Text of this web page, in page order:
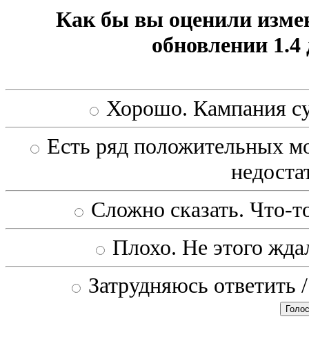
Как бы вы оценили
обновлении
Хорошо. Кампания
Есть ряд положительных
Сложно сказать. Что-
Плохо. Не этого
Затрудняюсь